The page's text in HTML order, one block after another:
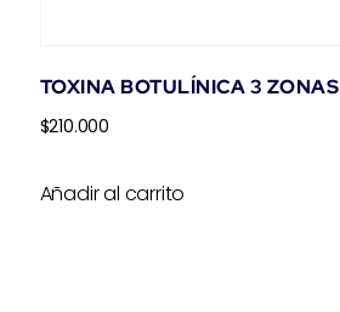
TOXINA BOTULÍNICA 3 ZONAS
$210.000
Añadir al carrito